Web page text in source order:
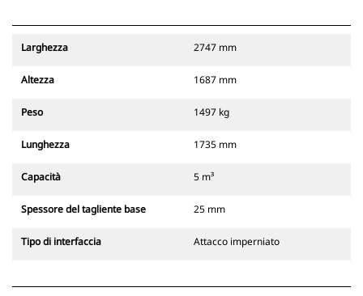
Larghezza 2747 mm
Altezza 1687 mm
Peso 1497 kg
Lunghezza 1735 mm
Capacità 5 m³
Spessore del tagliente base 25 mm
Tipo di interfaccia Attacco imperniato